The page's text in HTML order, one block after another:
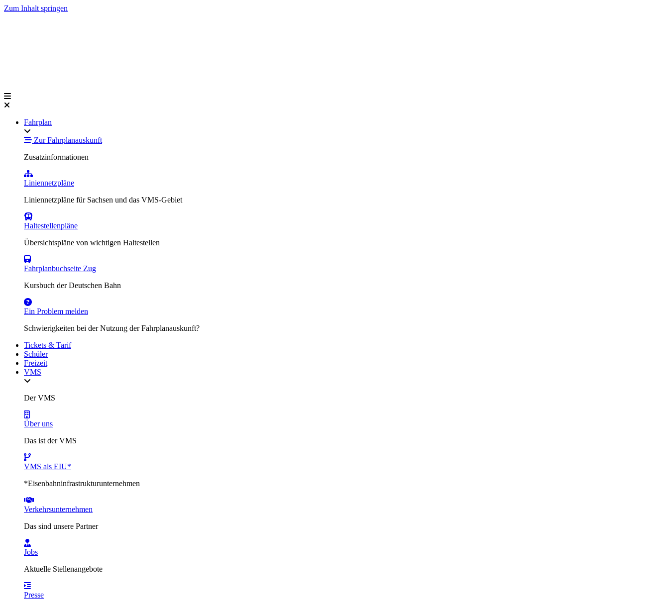
Zum Inhalt springen
Fahrplan
Zur Fahrplanauskunft
Zusatzinformationen
Liniennetzpläne
Liniennetzpläne für Sachsen und das VMS-Gebiet
Haltestellenpläne
Übersichtspläne von wichtigen Haltestellen
Fahrplanbuchseite Zug
Kursbuch der Deutschen Bahn
Ein Problem melden
Schwierigkeiten bei der Nutzung der Fahrplanauskunft?
Tickets & Tarif
Schüler
Freizeit
VMS
Der VMS
Über uns
Das ist der VMS
VMS als EIU*
*Eisenbahninfrastrukturunternehmen
Verkehrsunternehmen
Das sind unsere Partner
Jobs
Aktuelle Stellenangebote
Presse